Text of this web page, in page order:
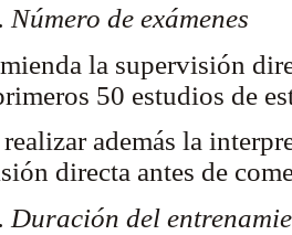
Número de exámenes
la supervisión
50 estudios de
además la
directa antes de
Duración del